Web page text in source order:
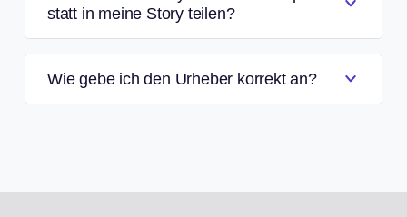
statt in meine Story teilen?
Wie gebe ich den Urheber korrekt an?